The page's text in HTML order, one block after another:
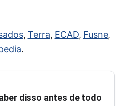
, Terra, ECAD, Fusne,
.
disso antes de todo